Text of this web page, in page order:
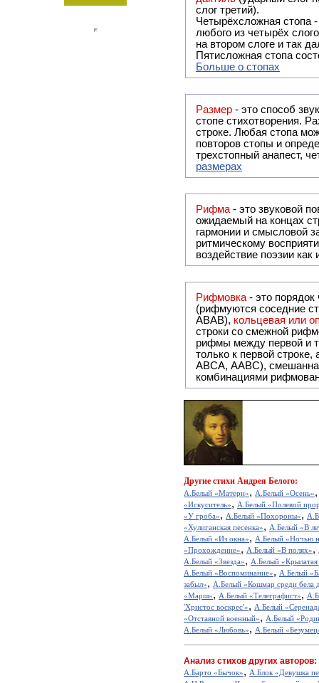
слог третий).
Четырёхсложная стопа
любого из четырёх
на втором слоге и так
Пятисложная стопа
Больше о стопах
Размер - это способ
стопе стихотворения.
строке. Любая стопа
повторов стопы и
трехстопный анапест,
размерах
Рифма - это звуковой повтор, традиционно используемый в поэзии и, как
ожидаемый на концах
гармонии и смысловой
ритмическому
воздействие поэзии
Рифмовка - это
(рифмуются соседние
ABAB), кольцевая или
строки со смежной
рифмы между первой и
только к первой
ABCA, AABC), смешанная или вольная рифмовка (рифмовка в сложных строфах с различными
комбинациями
Другие стихи Андрея Белого:
А.Белый «Матери», А.Белый «Осень»
«Искуситель», А.Белый «Полевой
«У гроба», А.Белый «Похороны»,
«Хулиганская песенка», А.Белый «В
А.Белый «Из окна», А.Белый «Ночью
«Прохождение», А.Белый «В полях»,
А.Белый «Звезда», А.Белый
А.Белый «Воспоминание», А.Белый
забыл», А.Белый «Кошмар среди бела
«Марш», А.Белый «Телеграфист»,
'Христос воскрес'», А.Белый
«Отставной военный», А.Белый
А.Белый «Любовь», А.Белый
Анализ стихов других авторов:
А.Барто «Бычок», А.Блок «Девушка